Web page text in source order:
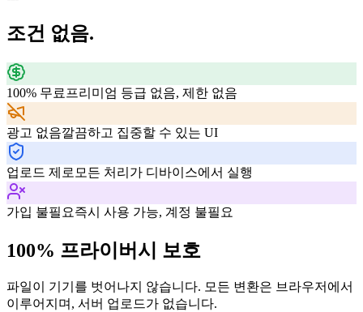
조건 없음.
100% 무료 프리미엄 등급 없음, 제한 없음
광고 없음깔끔하고 집중할 수 있는 UI
업로드 제로 모든 처리가 디바이스에서 실행
가입 불필요즉시 사용 가능, 계정 불필요
100% 프라이버시 보호
파일이 기기를 벗어나지 않습니다. 모든 변환은 브라우저에서
이루어지며, 서버 업로드가 없습니다.